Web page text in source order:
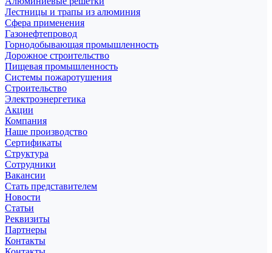
Лестницы и трапы из алюминия
Сфера применения
Газонефтепровод
Горнодобывающая промышленность
Дорожное строительство
Пищевая промышленность
Системы пожаротушения
Строительство
Электроэнергетика
Акции
Компания
Наше производство
Сертификаты
Структура
Сотрудники
Вакансии
Стать представителем
Новости
Статьи
Реквизиты
Партнеры
Контакты